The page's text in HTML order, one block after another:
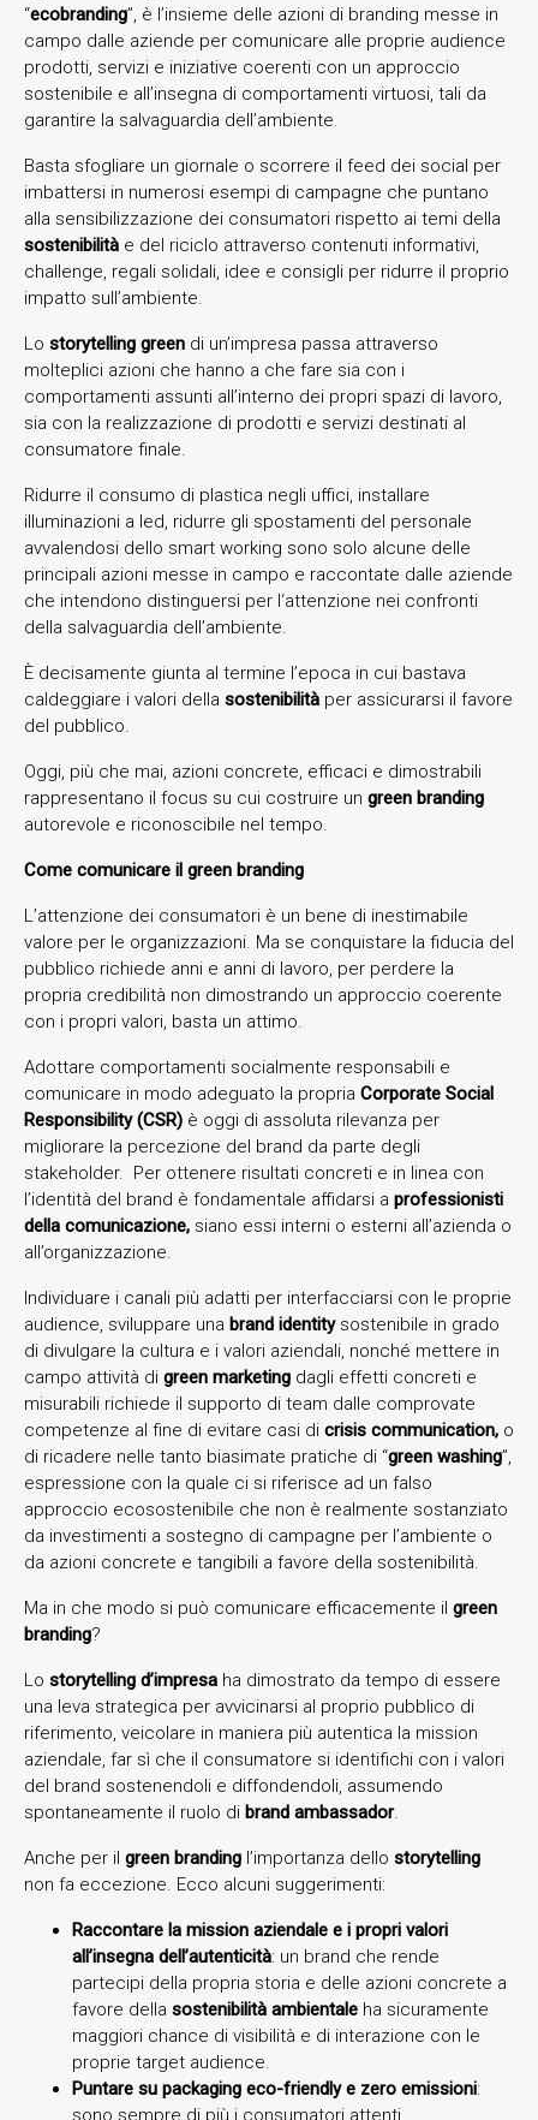
“ecobranding”, è l’insieme delle azioni di branding messe in
campo dalle aziende per comunicare alle proprie audience
prodotti, servizi e iniziative coerenti con un approccio
sostenibile e all’insegna di comportamenti virtuosi, tali da
garantire la salvaguardia dell’ambiente.
Basta sfogliare un giornale o scorrere il feed dei social per
imbattersi in numerosi esempi di campagne che puntano
alla sensibilizzazione dei consumatori rispetto ai temi della
sostenibilità e del riciclo attraverso contenuti informativi,
challenge, regali solidali, idee e consigli per ridurre il proprio
impatto sull’ambiente.
Lo storytelling green di un’impresa passa attraverso
molteplici azioni che hanno a che fare sia con i
comportamenti assunti all’interno dei propri spazi di lavoro,
sia con la realizzazione di prodotti e servizi destinati al
consumatore finale.
Ridurre il consumo di plastica negli uffici, installare
illuminazioni a led, ridurre gli spostamenti del personale
avvalendosi dello smart working sono solo alcune delle
principali azioni messe in campo e raccontate dalle aziende
che intendono distinguersi per l‘attenzione nei confronti
della salvaguardia dell’ambiente.
È decisamente giunta al termine l’epoca in cui bastava
caldeggiare i valori della sostenibilità per assicurarsi il favore
del pubblico.
Oggi, più che mai, azioni concrete, efficaci e dimostrabili
rappresentano il focus su cui costruire un green branding
autorevole e riconoscibile nel tempo.
Come comunicare il green branding
L’attenzione dei consumatori è un bene di inestimabile
valore per le organizzazioni. Ma se conquistare la fiducia del
pubblico richiede anni e anni di lavoro, per perdere la
propria credibilità non dimostrando un approccio coerente
con i propri valori, basta un attimo.
Adottare comportamenti socialmente responsabili e
comunicare in modo adeguato la propria Corporate Social
Responsibility (CSR) è oggi di assoluta rilevanza per
migliorare la percezione del brand da parte degli
stakeholder. Per ottenere risultati concreti e in linea con
l’identità del brand è fondamentale affidarsi a professionisti
della comunicazione, siano essi interni o esterni all’azienda o
all’organizzazione.
Individuare i canali più adatti per interfacciarsi con le proprie
audience, sviluppare una brand identitysostenibile in grado
di divulgare la cultura e i valori aziendali, nonché mettere in
campo attività di green marketing dagli effetti concreti e
misurabili richiede il supporto di team dalle comprovate
competenze al fine di evitare casi di crisis communication, o
di ricadere nelle tanto biasimate pratiche di “green washing”,
espressione con la quale ci si riferisce ad un falso
approccio ecosostenibile che non è realmente sostanziato
da investimenti a sostegno di campagne per l’ambiente o
da azioni concrete e tangibili a favore della sostenibilità.
Ma in che modo si può comunicare efficacemente il green
branding?
Lo storytelling d’impresa ha dimostrato da tempo di essere
una leva strategica per avvicinarsi al proprio pubblico di
riferimento, veicolare in maniera più autentica la mission
aziendale, far sì che il consumatore si identifichi con i valori
del brand sostenendoli e diffondendoli, assumendo
spontaneamente il ruolo di brand ambassador.
Anche per il green branding l’importanza dello storytelling
non fa eccezione. Ecco alcuni suggerimenti:
Raccontare la mission aziendale e i propri valori
all’insegna dell’autenticità: un brand che rende
partecipi della propria storia e delle azioni concrete a
favore della sostenibilità ambientale ha sicuramente
maggiori chance di visibilità e di interazione con le
proprie target audience.
Puntare su packaging eco-friendly e zero emissioni:
sono sempre di più i consumatori attenti